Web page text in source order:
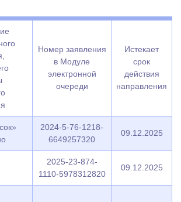
Номер заявления
в Модуле
электронной
очереди
Истекает
срок
действия
направления
2024-5-76-1218-
6649257320
09.12.2025
2025-23-874-
1110-5978312820
09.12.2025